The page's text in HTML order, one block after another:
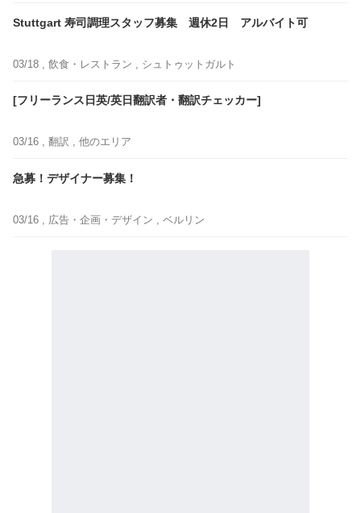
Stuttgart 寿司調理スタッフ募集 週休2日 アルバイト可
03/18 , 飲食・レストラン , シュトゥットガルト
[フリーランス日英/英日翻訳者・翻訳チェッカー]
03/16 , 翻訳 , 他のエリア
急募！デザイナー募集！
03/16 , 広告・企画・デザイン , ベルリン